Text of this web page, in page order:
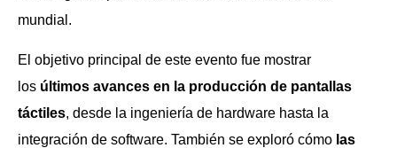
mundial.
El objetivo principal de este evento fue mostrar
los últimos avances en la producción de pantallas
táctiles, desde la ingeniería de hardware hasta la
integración de software. También se exploró cómo las